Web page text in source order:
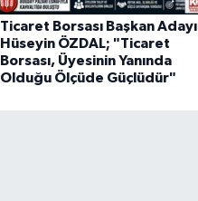
Ticaret Borsası Başkan Adayı
Hüseyin ÖZDAL; "Ticaret
Borsası, Üyesinin Yanında
Olduğu Ölçüde Güçlüdür"